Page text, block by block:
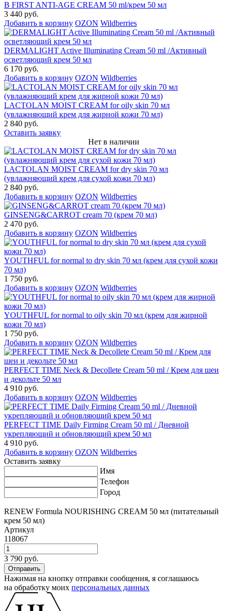
B FIRST ANTI-AGE CREAM 50 ml/крем 50 мл
3 440 руб.
Добавить в корзину OZON Wildberries
DERMALIGHT Active Illuminating Cream 50 ml /Активный
осветляющий крем 50 мл
6 170 руб.
Добавить в корзину OZON Wildberries
LACTOLAN MOIST CREAM for oily skin 70 мл
(увлажняющий крем для жирной кожи 70 мл)
2 840 руб.
Оставить заявку
Нет в наличии
LACTOLAN MOIST CREAM for dry skin 70 мл
(увлажняющий крем для сухой кожи 70 мл)
2 840 руб.
Добавить в корзину OZON Wildberries
GINSENG&CARROT cream 70 (крем 70 мл)
2 470 руб.
Добавить в корзину OZON Wildberries
YOUTHFUL for normal to dry skin 70 мл (крем для сухой кожи
70 мл)
1 750 руб.
Добавить в корзину OZON Wildberries
YOUTHFUL for normal to oily skin 70 мл (крем для жирной
кожи 70 мл)
1 750 руб.
Добавить в корзину OZON Wildberries
PERFECT TIME Neck & Decollete Cream 50 ml / Крем для шеи
и декольте 50 мл
4 910 руб.
Добавить в корзину OZON Wildberries
PERFECT TIME Daily Firming Cream 50 ml / Дневной
укрепляющий и обновляющий крем 50 мл
4 910 руб.
Добавить в корзину OZON Wildberries
Оставить заявку
Имя
Телефон
Город
RENEW Formula NOURISHING CREAM 50 мл (питательный
крем 50 мл)
Артикул
118067
3 790 руб.
Нажимая на кнопку отправки сообщения, я соглашаюсь
на обработку моих персональных данных